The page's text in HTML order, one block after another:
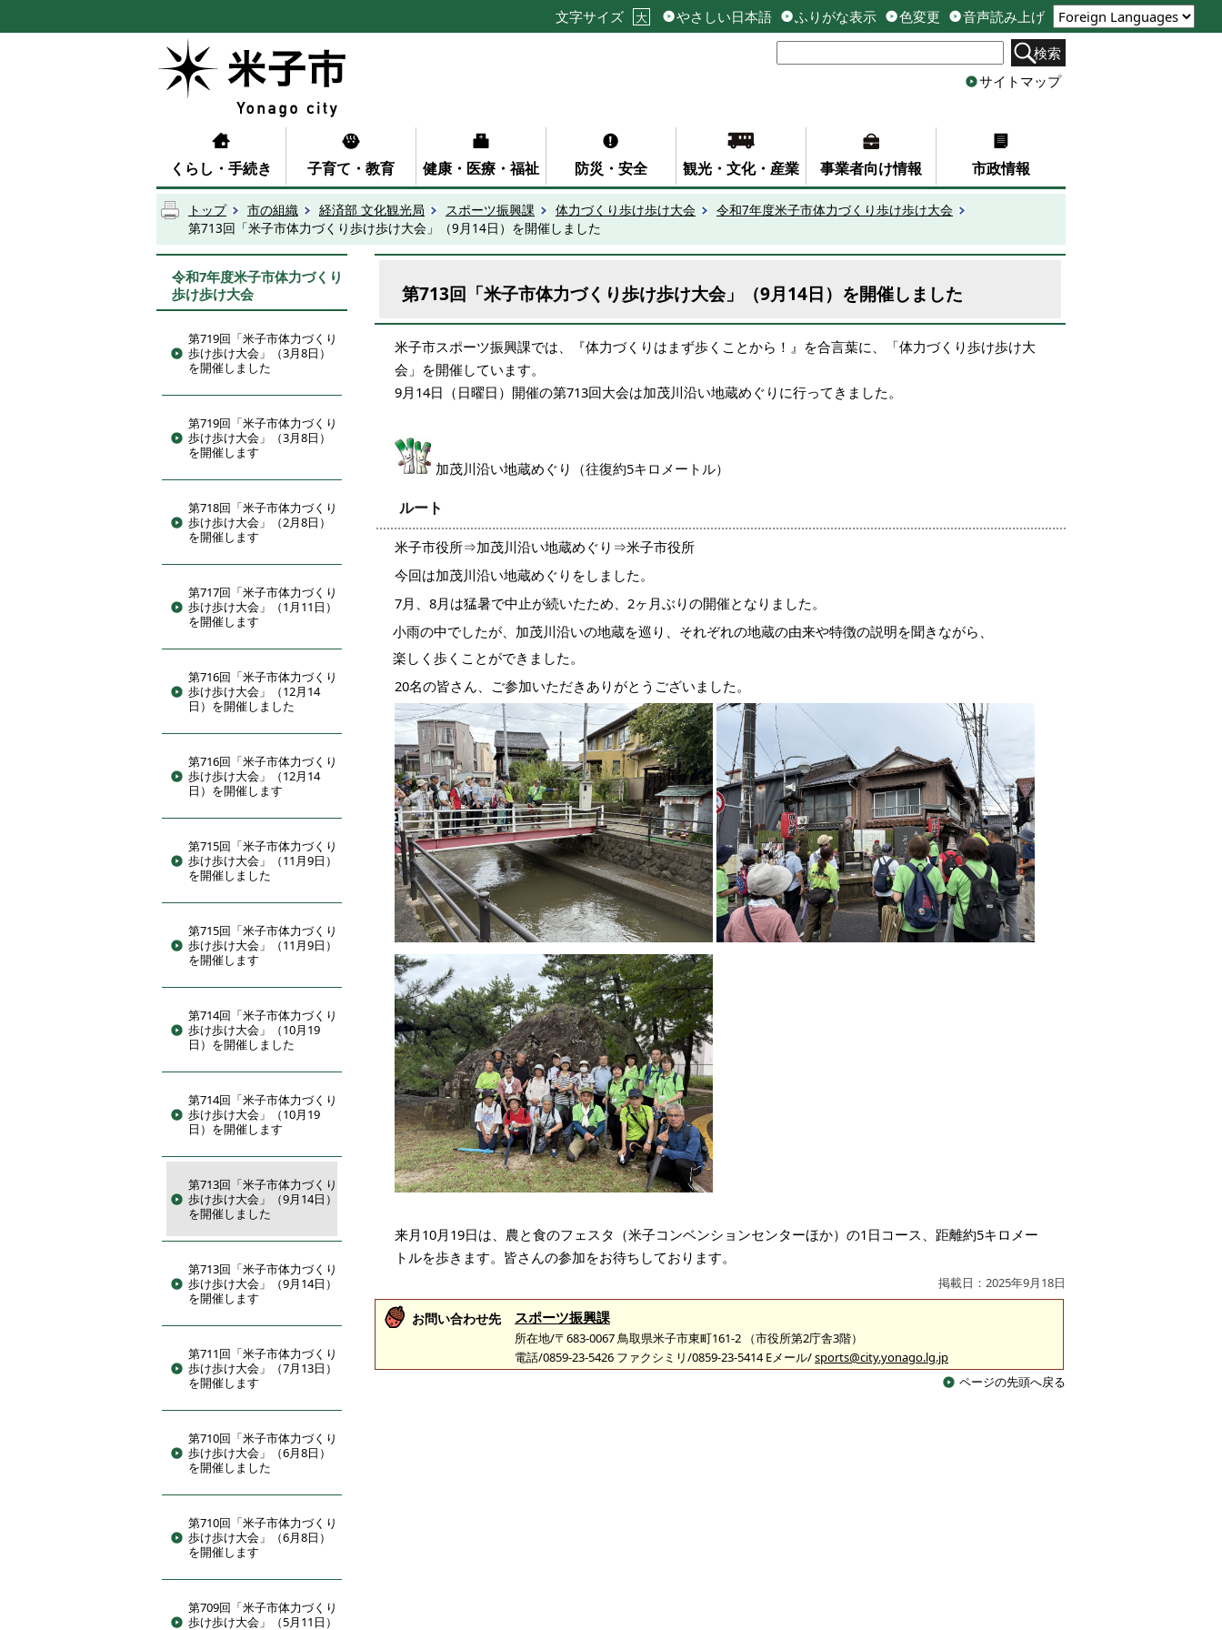
文字サイズ 大 やさしい日本語 ふりがな表示 色変更
音声読み上げ
検索
サイトマップ
くらし・手続き 子育て・教育 健康・医療・福祉 防災・安全 観光・文化・産業 事業者向け情報 市政情報
トップ 市の組織 経済部 文化観光局 スポーツ振興課 体力づくり歩け歩け大会
令和7年度米子市体力づくり歩け歩け大会
第713回「米子市体力づくり歩け歩け大会」（9月14日）を開催しました
令和7年度米子市体力づくり
歩け歩け大会
第719回「米子市体力づくり
歩け歩け大会」（3月8日）
を開催しました
第719回「米子市体力づくり
歩け歩け大会」（3月8日）
を開催します
第718回「米子市体力づくり
歩け歩け大会」（2月8日）
を開催します
第717回「米子市体力づくり
歩け歩け大会」（1月11日）
を開催します
第716回「米子市体力づくり
歩け歩け大会」（12月14
日）を開催しました
第716回「米子市体力づくり
歩け歩け大会」（12月14
日）を開催します
第715回「米子市体力づくり
歩け歩け大会」（11月9日）
を開催しました
第715回「米子市体力づくり
歩け歩け大会」（11月9日）
を開催します
第714回「米子市体力づくり
歩け歩け大会」（10月19
日）を開催しました
第714回「米子市体力づくり
歩け歩け大会」（10月19
日）を開催します
第713回「米子市体力づくり
歩け歩け大会」（9月14日）
を開催しました
第713回「米子市体力づくり
歩け歩け大会」（9月14日）
を開催します
第711回「米子市体力づくり
歩け歩け大会」（7月13日）
を開催します
第710回「米子市体力づくり
歩け歩け大会」（6月8日）
を開催しました
第710回「米子市体力づくり
歩け歩け大会」（6月8日）
を開催します
第709回「米子市体力づくり
歩け歩け大会」（5月11日）
第713回「米子市体力づくり歩け歩け大会」（9月14日）を開催しました
米子市スポーツ振興課では、『体力づくりはまず歩くことから！』を合言葉に、「体力づくり歩け歩け大
会」を開催しています。
9月14日（日曜日）開催の第713回大会は加茂川沿い地蔵めぐりに行ってきました。
加茂川沿い地蔵めぐり （往復約5キロメートル）
ルート
米子市役所⇒加茂川沿い地蔵めぐり⇒米子市役所
今回は加茂川沿い地蔵めぐりをしました。
7月、8月は猛暑で中止が続いたため、2ヶ月ぶりの開催となりました。
小雨の中でしたが、 加茂川沿いの地蔵を巡り、それぞれの地蔵の由来や特徴の説明を聞きながら、
楽しく歩くことができました。
20名の皆さん、ご参加いただきありがとうございました。
来月10月19日は、農と食のフェスタ（米子コンベンションセンターほか）の1日コース、距離約5キロメー
トルを歩きます。皆さんの参加をお待ちしております。
掲載日：2025年9月18日
お問い合わせ先 スポーツ振興課
所在地/〒683-0067 鳥取県米子市東町161-2 （市役所第2庁舎3階）
電話/0859-23-5426 ファクシミリ/0859-23-5414 Eメール/sports@city.yonago.lg.jp
ページの先頭へ戻る